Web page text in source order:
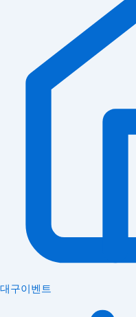
대구이벤트